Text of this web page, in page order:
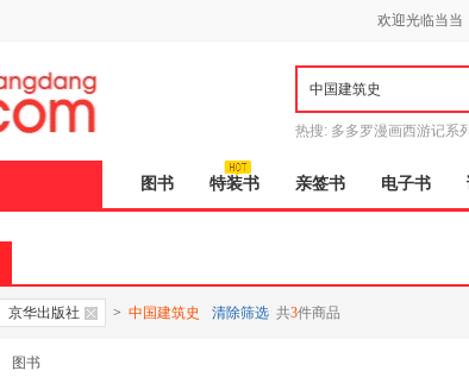
欢迎光临当当
热搜: 多多罗漫画西游记系列
图书 特装书 亲签书 电子书
京华出版社 > 中国建筑史 清除筛选 共3件商品
图书